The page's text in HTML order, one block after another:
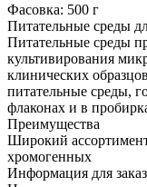
Фасовка: 500 г
Питательные среды
Питательные среды
культивирования
клинических
питательные среды,
флаконах и в
Преимущества
Широкий
хромогенных
Информация для